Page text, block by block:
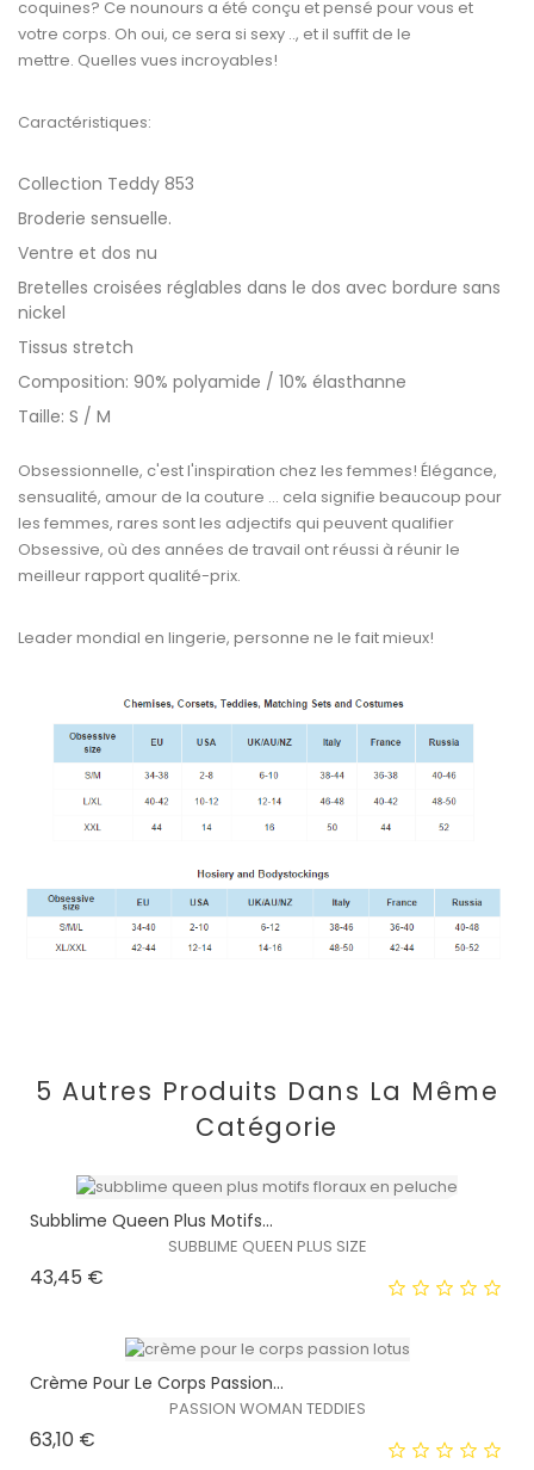
coquines? Ce nounours a été conçu et pensé pour vous et
votre corps. Oh oui, ce sera si sexy .., et il suffit de le
mettre. Quelles vues incroyables!
Caractéristiques:
Collection Teddy 853
Broderie sensuelle.
Ventre et dos nu
Bretelles croisées réglables dans le dos avec bordure sans
nickel
Tissus stretch
Composition: 90% polyamide / 10% élasthanne
Taille: S / M
Obsessionnelle, c'est l'inspiration chez les femmes! Élégance,
sensualité, amour de la couture ... cela signifie beaucoup pour
les femmes, rares sont les adjectifs qui peuvent qualifier
Obsessive, où des années de travail ont réussi à réunir le
meilleur rapport qualité-prix.
Leader mondial en lingerie, personne ne le fait mieux!
5 Autres Produits Dans La Même
Catégorie
Subblime Queen Plus Motifs...
SUBBLIME QUEEN PLUS SIZE
43,45 €
Crème Pour Le Corps Passion...
PASSION WOMAN TEDDIES
63,10 €